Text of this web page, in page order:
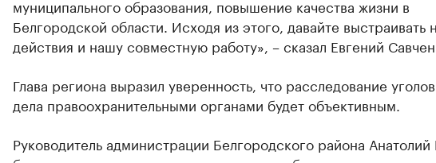
муниципального образования, повышение качества жизни в
Белгородской области. Исходя из этого, давайте выстраивать
действия и нашу совместную работу», – сказал Евгений
Глава региона выразил уверенность, что расследование
дела правоохранительными органами будет объективным.
Руководитель администрации Белгородского района Анатолий